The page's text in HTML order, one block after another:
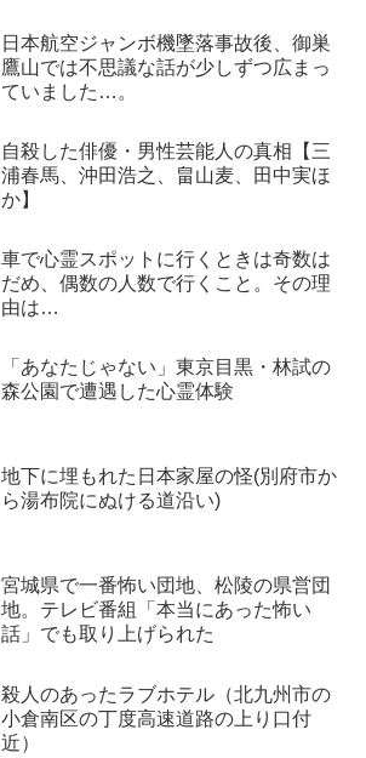
日本航空ジャンボ機墜落事故後、御巣
鷹山では不思議な話が少しずつ広まっ
ていました…。
自殺した俳優・男性芸能人の真相【三
浦春馬、沖田浩之、畠山麦、田中実ほ
か】
車で心霊スポットに行くときは奇数は
だめ、偶数の人数で行くこと。その理
由は…
「あなたじゃない」東京目黒・林試の
森公園で遭遇した心霊体験
地下に埋もれた日本家屋の怪(別府市か
ら湯布院にぬける道沿い)
宮城県で一番怖い団地、松陵の県営団
地。テレビ番組「本当にあった怖い
話」でも取り上げられた
殺人のあったラブホテル（北九州市の
小倉南区の丁度高速道路の上り口付
近）